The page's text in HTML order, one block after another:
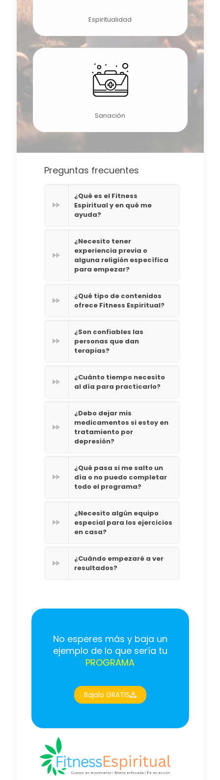
Espiritualidad
Sanación
Preguntas frecuentes
¿Qué es el Fitness
Espiritual y en qué me
ayuda?
¿Necesito tener
experiencia previa o
alguna religión específica
para empezar?
¿Qué tipo de contenidos
ofrece Fitness Espiritual?
¿Son confiables las
personas que dan
terapias?
¿Cuánto tiempo necesito
al día para practicarlo?
¿Debo dejar mis
medicamentos si estoy en
tratamiento por
depresión?
¿Qué pasa si me salto un
día o no puedo completar
todo el programa?
¿Necesito algún equipo
especial para los ejercicios
en casa?
¿Cuándo empezaré a ver
resultados?
No esperes más y baja un
ejemplo de lo que sería tu
PROGRAMA
Bajalo GRATIS